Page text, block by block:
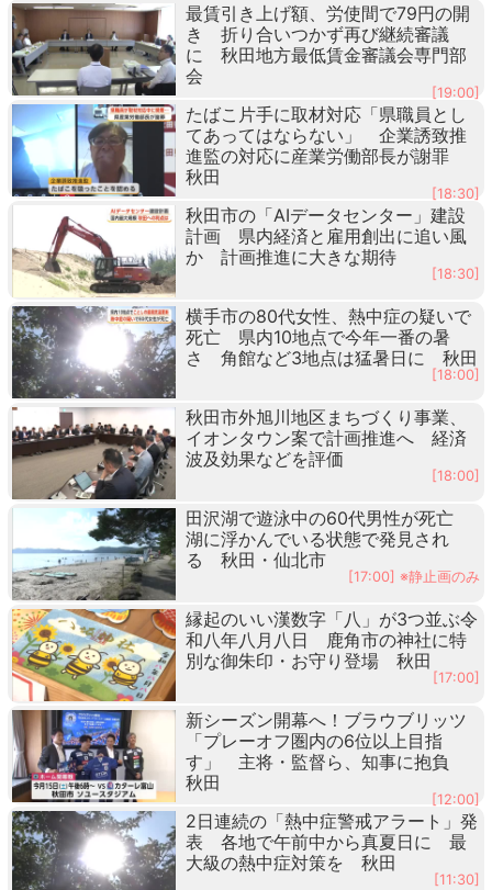
最賃引き上げ額、労使間で79円の開
き 折り合いつかず再び継続審議
に 秋田地方最低賃金審議会専門部
会
[19:00]
たばこ片手に取材対応「県職員とし
てあってはならない」 企業誘致推
進監の対応に産業労働部長が謝罪
秋田
[18:30]
秋田市の「AIデータセンター」建設
計画 県内経済と雇用創出に追い風
か 計画推進に大きな期待
[18:30]
横手市の80代女性、熱中症の疑いで
死亡 県内10地点で今年一番の暑
さ 角館など3地点は猛暑日に 秋田
[18:00]
秋田市外旭川地区まちづくり事業、
イオンタウン案で計画推進へ 経済
波及効果などを評価
[18:00]
田沢湖で遊泳中の60代男性が死亡
湖に浮かんでいる状態で発見され
る 秋田・仙北市
[17:00] ※静止画のみ
縁起のいい漢数字「八」が3つ並ぶ令
和八年八月八日 鹿角市の神社に特
別な御朱印・お守り登場 秋田
[17:00]
新シーズン開幕へ！ブラウブリッツ
「プレーオフ圏内の6位以上目指
す」 主将・監督ら、知事に抱負
秋田
[12:00]
2日連続の「熱中症警戒アラート」発
表 各地で午前中から真夏日に 最
大級の熱中症対策を 秋田
[11:30]